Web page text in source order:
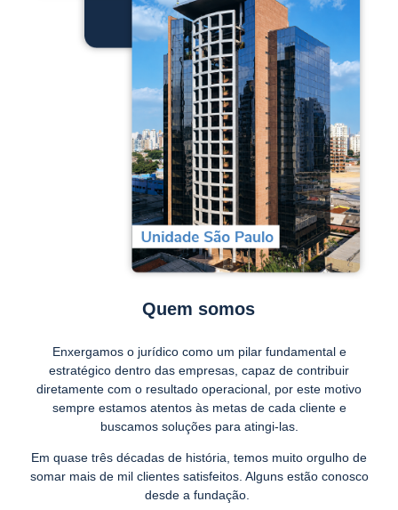
Quem somos
Enxergamos o jurídico como um pilar fundamental e
estratégico dentro das empresas, capaz de contribuir
diretamente com o resultado operacional, por este motivo
sempre estamos atentos às metas de cada cliente e
buscamos soluções para atingi-las.
Em quase três décadas de história, temos muito orgulho de
somar mais de mil clientes satisfeitos. Alguns estão conosco
desde a fundação.